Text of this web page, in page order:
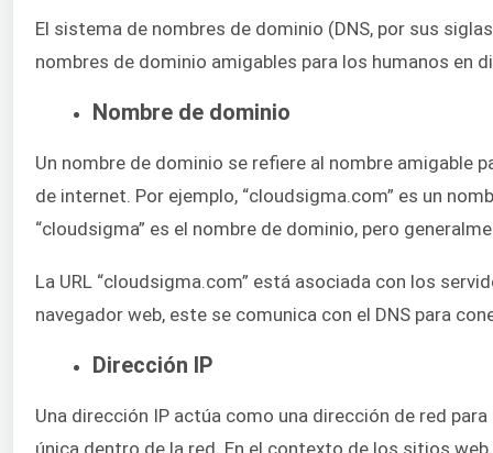
El sistema de nombres de dominio (DNS, por sus
nombres de dominio amigables para los humanos en
Nombre de dominio
Un nombre de dominio se refiere al nombre amigable
de internet. Por ejemplo, “cloudsigma.com” es un
“cloudsigma” es el nombre de dominio, pero
La URL “cloudsigma.com” está asociada con los
navegador web, este se comunica con el DNS para
Dirección IP
Una dirección IP actúa como una dirección de red
única dentro de la red. En el contexto de los sitios